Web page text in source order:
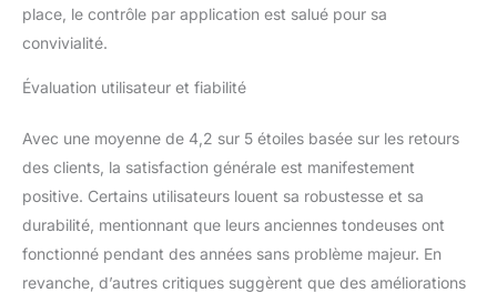
place, le contrôle par application est salué pour sa
convivialité.
Évaluation utilisateur et fiabilité
Avec une moyenne de 4,2 sur 5 étoiles basée sur les retours
des clients, la satisfaction générale est manifestement
positive. Certains utilisateurs louent sa robustesse et sa
durabilité, mentionnant que leurs anciennes tondeuses ont
fonctionné pendant des années sans problème majeur. En
revanche, d’autres critiques suggèrent que des améliorations